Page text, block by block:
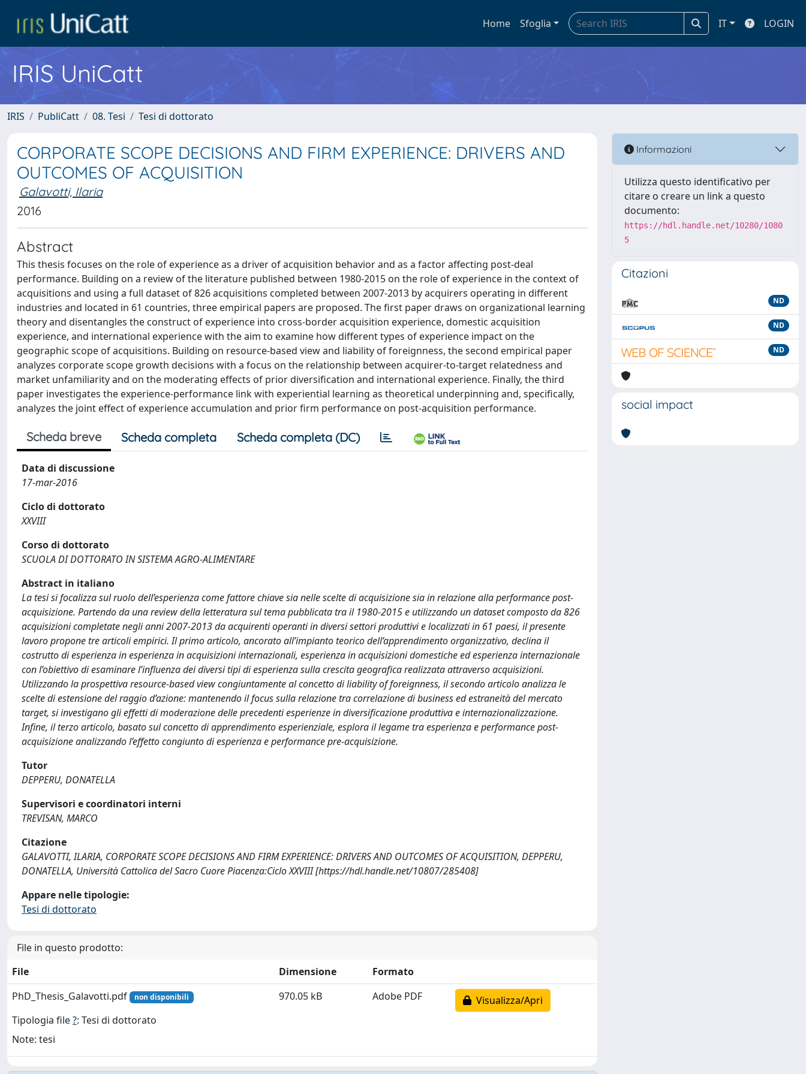
Home Sfoglia IT LOGIN
IRIS UniCatt
IRIS PubliCatt 08. Tesi Tesi di dottorato
CORPORATE SCOPE DECISIONS AND FIRM EXPERIENCE: DRIVERS AND
OUTCOMES OF ACQUISITION
Galavotti, Ilaria
2016
Abstract
This thesis focuses on the role of experience as a driver of acquisition behavior and as a factor affecting post-deal
performance. Building on a review of the literature published between 1980-2015 on the role of experience in the context of
acquisitions and using a full dataset of 826 acquisitions completed between 2007-2013 by acquirers operating in different
industries and located in 61 countries, three empirical papers are proposed. The first paper draws on organizational learning
theory and disentangles the construct of experience into cross-border acquisition experience, domestic acquisition
experience, and international experience with the aim to examine how different types of experience impact on the
geographic scope of acquisitions. Building on resource-based view and liability of foreignness, the second empirical paper
analyzes corporate scope growth decisions with a focus on the relationship between acquirer-to-target relatedness and
market unfamiliarity and on the moderating effects of prior diversification and international experience. Finally, the third
paper investigates the experience-performance link with experiential learning as theoretical underpinning and, specifically,
analyzes the joint effect of experience accumulation and prior firm performance on post-acquisition performance.
Scheda breve Scheda completa Scheda completa (DC)
Data di discussione
17-mar-2016
Ciclo di dottorato
XXVIII
Corso di dottorato
SCUOLA DI DOTTORATO IN SISTEMA AGRO-ALIMENTARE
Abstract in italiano
La tesi si focalizza sul ruolo dell’esperienza come fattore chiave sia nelle scelte di acquisizione sia in relazione alla performance post-
acquisizione. Partendo da una review della letteratura sul tema pubblicata tra il 1980-2015 e utilizzando un dataset composto da 826
acquisizioni completate negli anni 2007-2013 da acquirenti operanti in diversi settori produttivi e localizzati in 61 paesi, il presente
lavoro propone tre articoli empirici. Il primo articolo, ancorato all’impianto teorico dell’apprendimento organizzativo, declina il
costrutto di esperienza in esperienza in acquisizioni internazionali, esperienza in acquisizioni domestiche ed esperienza internazionale
con l’obiettivo di esaminare l’influenza dei diversi tipi di esperienza sulla crescita geografica realizzata attraverso acquisizioni.
Utilizzando la prospettiva resource-based view congiuntamente al concetto di liability of foreignness, il secondo articolo analizza le
scelte di estensione del raggio d’azione: mantenendo il focus sulla relazione tra correlazione di business ed estraneità del mercato
target, si investigano gli effetti di moderazione delle precedenti esperienze in diversificazione produttiva e internazionalizzazione.
Infine, il terzo articolo, basato sul concetto di apprendimento esperienziale, esplora il legame tra esperienza e performance post-
acquisizione analizzando l’effetto congiunto di esperienza e performance pre-acquisizione.
Tutor
DEPPERU, DONATELLA
Supervisori e coordinatori interni
TREVISAN, MARCO
Citazione
GALAVOTTI, ILARIA, CORPORATE SCOPE DECISIONS AND FIRM EXPERIENCE: DRIVERS AND OUTCOMES OF ACQUISITION, DEPPERU,
DONATELLA, Università Cattolica del Sacro Cuore Piacenza:Ciclo XXVIII [https://hdl.handle.net/10807/285408]
Appare nelle tipologie:
Tesi di dottorato
File in questo prodotto:
File
Dimensione
Formato
PhD_Thesis_Galavotti.pdf
non disponibili
Tipologia file?: Tesi di dottorato
Note: tesi
970.05 kB Adobe PDF Visualizza/Apri
Informazioni
Utilizza questo identificativo per
citare o creare un link a questo
documento:
https://hdl.handle.net/10280/1080
5
Citazioni
ND
ND
ND
social impact